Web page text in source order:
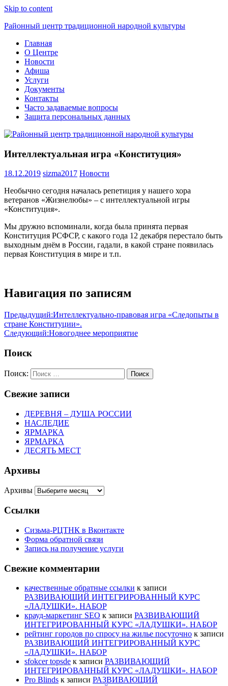
Skip to content
Районный центр традиционной народной культуры
Главная
О Центре
Новости
Афиша
Услуги
Документы
Контакты
Часто задаваемые вопросы
Защита персональных данных
Интеллектуальная игра «Конституция»
18.12.2019 sizma2017 Новости
Необычно сегодня началась репетиция у нашего хора
ветеранов «Жизнелюбы» – с интеллектуальной игры
«Конституция».
Мы дружно вспоминали, когда была принята первая
Конституция РСФСР, с какого года 12 декабря перестало быть
выходным днём в России, гадали, в какой стране появилась
первая Конституция в мире и т.п.
Навигация по записям
Предыдущий:Интеллектуально-правовая игра «Следопыты в
стране Конституции».
Следующий:Новогоднее мероприятие
Поиск
Поиск: Поиск
Свежие записи
ДЕРЕВНЯ – ДУША РОССИИ
НАСЛЕДИЕ
ЯРМАРКА
ЯРМАРКА
ДЕСЯТЬ МЕСТ
Архивы
Архивы
Ссылки
Сизьма-РЦТНК в Вконтакте
Форма обратной связи
Запись на получение услуги
Свежие комментарии
качественные обратные ссылки к записи
РАЗВИВАЮЩИЙ ИНТЕГРИРОВАННЫЙ КУРС
«ЛАДУШКИ». НАБОР
крауд-маркетинг SEO к записи РАЗВИВАЮЩИЙ
ИНТЕГРИРОВАННЫЙ КУРС «ЛАДУШКИ». НАБОР
рейтинг городов по спросу на жилье посуточно к записи
РАЗВИВАЮЩИЙ ИНТЕГРИРОВАННЫЙ КУРС
«ЛАДУШКИ». НАБОР
sfokcer topsde к записи РАЗВИВАЮЩИЙ
ИНТЕГРИРОВАННЫЙ КУРС «ЛАДУШКИ». НАБОР
Pro Blinds к записи РАЗВИВАЮЩИЙ